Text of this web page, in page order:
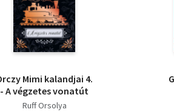
Mimi kalandjai 4.
- A végzetes vonatút
Ruff Orsolya